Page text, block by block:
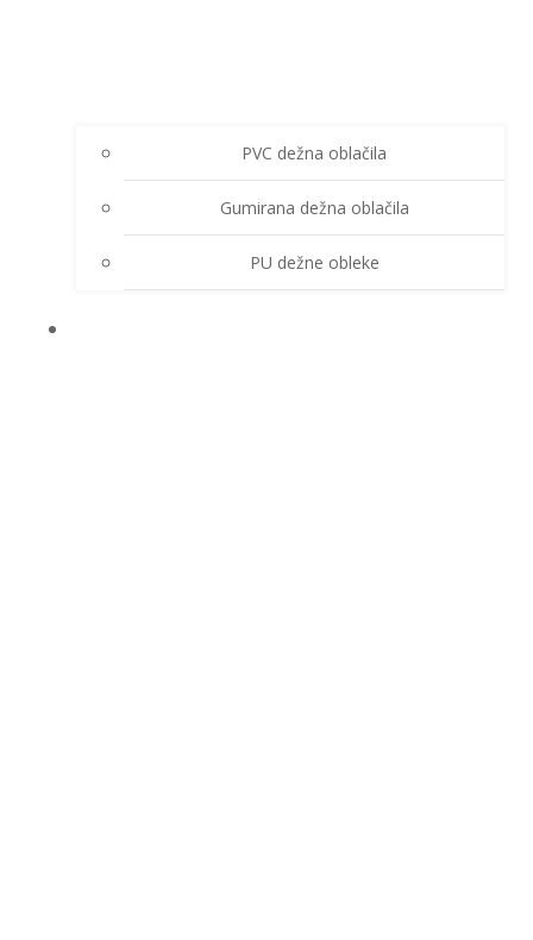
PVC dežna oblačila
Gumirana dežna oblačila
PU dežne obleke